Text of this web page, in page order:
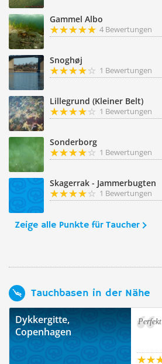
Gammel Albo
4 Bewertungen
Snoghøj
1 Bewertungen
Lillegrund (Kleiner Belt)
1 Bewertungen
Sonderborg
1 Bewertungen
Skagerrak - Jammerbugten
1 Bewertungen
Zeige alle Punkte für Taucher
Tauchbasen in der Nähe
Dykkergitte,
Copenhagen
Perfekt